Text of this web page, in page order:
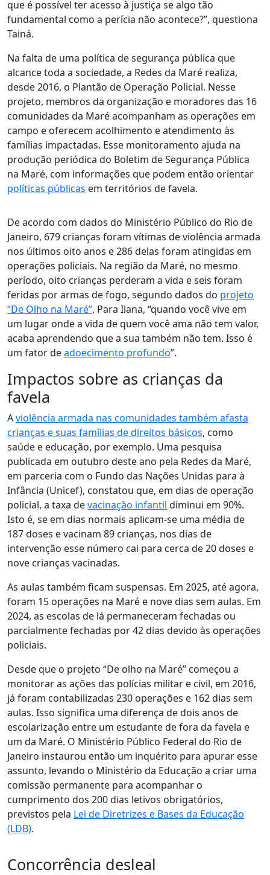
que é possível ter acesso à justiça se algo tão
fundamental como a perícia não acontece?”, questiona
Tainá.
Na falta de uma política de segurança pública que
alcance toda a sociedade, a Redes da Maré realiza,
desde 2016, o Plantão de Operação Policial. Nesse
projeto, membros da organização e moradores das 16
comunidades da Maré acompanham as operações em
campo e oferecem acolhimento e atendimento às
famílias impactadas. Esse monitoramento ajuda na
produção periódica do Boletim de Segurança Pública
na Maré, com informações que podem então orientar
políticas públicas em territórios de favela.
De acordo com dados do Ministério Público do Rio de
Janeiro, 679 crianças foram vítimas de violência armada
nos últimos oito anos e 286 delas foram atingidas em
operações policiais. Na região da Maré, no mesmo
período, oito crianças perderam a vida e seis foram
feridas por armas de fogo, segundo dados do projeto
“De Olho na Maré”. Para Ilana, “quando você vive em
um lugar onde a vida de quem você ama não tem valor,
acaba aprendendo que a sua também não tem. Isso é
um fator deadoecimento profundo”.
Impactos sobre as crianças da
favela
Aviolência armada nas comunidades também afasta
crianças e suas famílias de direitos básicos, como
saúde e educação, por exemplo. Uma pesquisa
publicada em outubro deste ano pela Redes da Maré,
em parceria com o Fundo das Nações Unidas para à
Infância (Unicef), constatou que, em dias de operação
policial, a taxa devacinação infantil diminui em 90%.
Isto é, se em dias normais aplicam‑se uma média de
187 doses e vacinam 89 crianças, nos dias de
intervenção esse número cai para cerca de 20 doses e
nove crianças vacinadas.
As aulas também ficam suspensas. Em 2025, até agora,
foram 15 operações na Maré e nove dias sem aulas. Em
2024, as escolas de lá permaneceram fechadas ou
parcialmente fechadas por 42 dias devido às operações
policiais.
Desde que o projeto “De olho na Maré” começou a
monitorar as ações das polícias militar e civil, em 2016,
já foram contabilizadas 230 operações e 162 dias sem
aulas. Isso significa uma diferença de dois anos de
escolarização entre um estudante de fora da favela e
um da Maré. O Ministério Público Federal do Rio de
Janeiro instaurou então um inquérito para apurar esse
assunto, levando o Ministério da Educação a criar uma
comissão permanente para acompanhar o
cumprimento dos 200 dias letivos obrigatórios,
previstos pela Lei de Diretrizes e Bases da Educação
(LDB).
Concorrência desleal